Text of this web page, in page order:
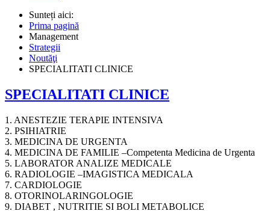
Sunteți aici:
Prima pagină
Management
Strategii
Noutăţi
SPECIALITATI CLINICE
SPECIALITATI CLINICE
1. ANESTEZIE TERAPIE INTENSIVA
2. PSIHIATRIE
3. MEDICINA DE URGENTA
4. MEDICINA DE FAMILIE –Competenta Medicina de Urgenta
5. LABORATOR ANALIZE MEDICALE
6. RADIOLOGIE –IMAGISTICA MEDICALA
7. CARDIOLOGIE
8. OTORINOLARINGOLOGIE
9. DIABET , NUTRITIE SI BOLI METABOLICE